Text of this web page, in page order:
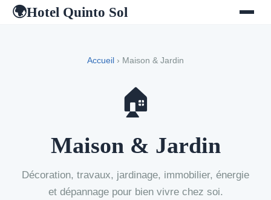
🌍Hotel Quinto Sol
Accueil › Maison & Jardin
🏠
Maison & Jardin
Décoration, travaux, jardinage, immobilier, énergie
et dépannage pour bien vivre chez soi.